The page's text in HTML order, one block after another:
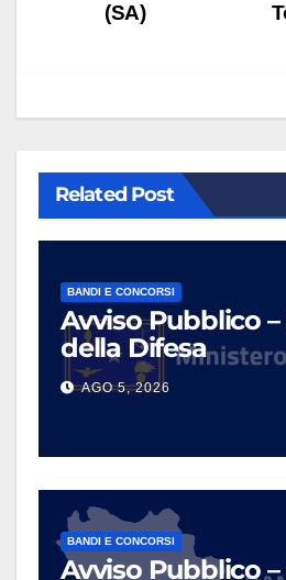
(SA)
Related Post
BANDI E CONCORSI
Avviso Pubblico
della Difesa
AGO 5, 2026
BANDI E CONCORSI
Avviso Pubblico